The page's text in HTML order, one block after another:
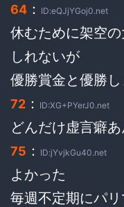
64 ： ID:eQJjYGoj0.net
休むために架空
しれないが
優勝賞金と優勝
72 ： ID:XG+PYerJ0.net
どんだけ虚言癖あ
75 ： ID:jYvjkGu40.net
よかった
毎週不定期にパ